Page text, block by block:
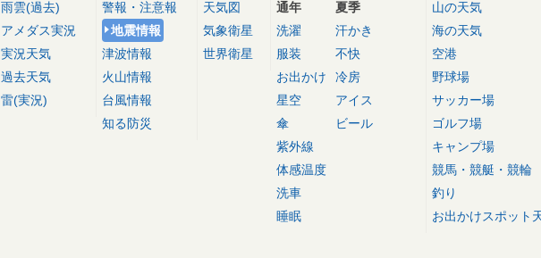
雨雲(過去)
アメダス実況
実況天気
過去天気
雷(実況)
警報・注意報
地震情報
津波情報
火山情報
台風情報
知る防災
天気図
気象衛星
世界衛星
通年
洗濯
服装
お出かけ
星空
傘
紫外線
体感温度
洗車
睡眠
夏季
汗かき
不快
冷房
アイス
ビール
山の天気
海の天気
空港
野球場
サッカー場
ゴルフ場
キャンプ場
競馬・競艇・競輪
釣り
お出かけスポット